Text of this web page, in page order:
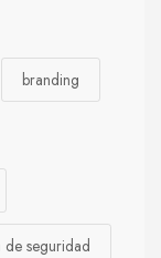
branding
de seguridad